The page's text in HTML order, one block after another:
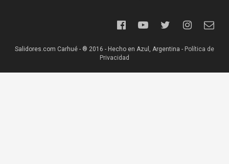
Salidores.com Carhué - ® 2016 - Hecho en Azul, Argentina - Política de
Privacidad